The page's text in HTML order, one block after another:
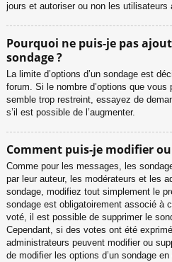
jours et autoriser ou non les utilisateurs
Pourquoi ne puis-je pas
sondage ?
La limite d’options d’un sondage est
forum. Si le nombre d’options que
semble trop restreint, essayez de
s’il est possible de l’augmenter.
Comment puis-je modifier
Comme pour les messages, les
par leur auteur, les modérateurs et les
sondage, modifiez tout simplement le
sondage est obligatoirement associé à
voté, il est possible de supprimer le
Cependant, si des votes ont été
administrateurs peuvent modifier ou
de modifier les options d’un sondage en